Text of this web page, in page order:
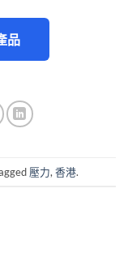
品
壓力, 香港.